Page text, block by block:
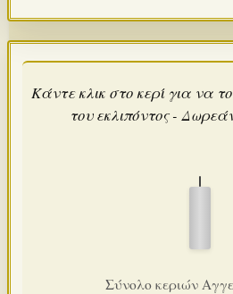
Κάντε κλικ στο κερί για να
του εκλιπόντος -
Σύνολο κεριών